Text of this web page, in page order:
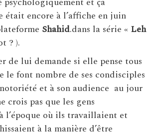
était encore à l’affiche en juin
Shahid.dans la série « Leh
? ).
de lui demande si elle pense tous
le font nombre de ses condisciples
et à son audience au jour
crois pas que les gens
l’époque où ils travaillaient et
à la manière d’être